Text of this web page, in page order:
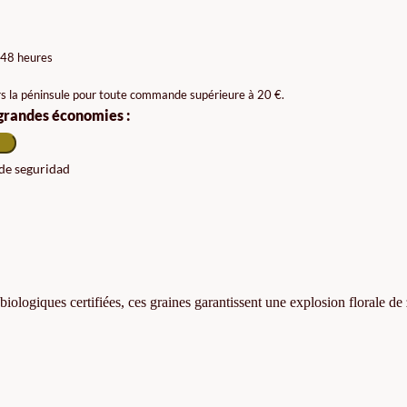
heures
la péninsule pour toute commande supérieure à 20 €.
économies :
seguridad
certifiées, ces graines garantissent une explosion florale de